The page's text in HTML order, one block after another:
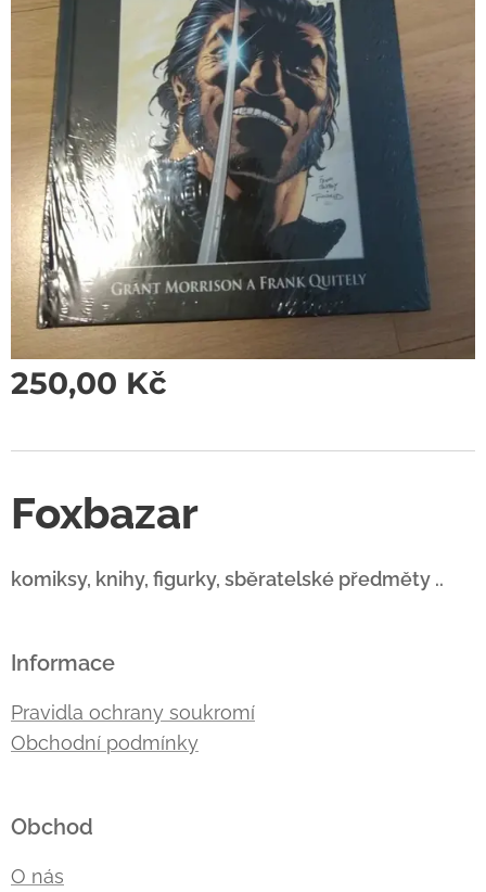
250,00 Kč
Foxbazar
komiksy, knihy, figurky, sběratelské předměty ..
Informace
Pravidla ochrany soukromí
Obchodní podmínky
Obchod
O nás